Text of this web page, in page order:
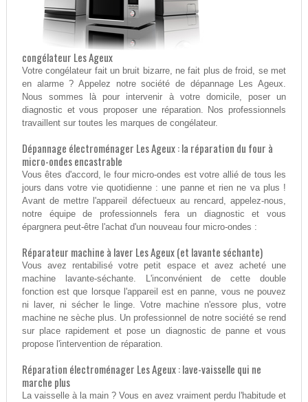
congélateur Les Ageux
Votre congélateur fait un bruit bizarre, ne fait plus de froid, se met
en alarme ? Appelez notre société de dépannage Les Ageux.
Nous sommes là pour intervenir à votre domicile, poser un
diagnostic et vous proposer une réparation. Nos professionnels
travaillent sur toutes les marques de congélateur.
Dépannage électroménager Les Ageux : la réparation du four à
micro-ondes encastrable
Vous êtes d'accord, le four micro-ondes est votre allié de tous les
jours dans votre vie quotidienne : une panne et rien ne va plus !
Avant de mettre l'appareil défectueux au rencard, appelez-nous,
notre équipe de professionnels fera un diagnostic et vous
épargnera peut-être l'achat d'un nouveau four micro-ondes :
Réparateur machine à laver Les Ageux (et lavante séchante)
Vous avez rentabilisé votre petit espace et avez acheté une
machine lavante-séchante. L'inconvénient de cette double
fonction est que lorsque l'appareil est en panne, vous ne pouvez
ni laver, ni sécher le linge. Votre machine n'essore plus, votre
machine ne sèche plus. Un professionnel de notre société se rend
sur place rapidement et pose un diagnostic de panne et vous
propose l'intervention de réparation.
Réparation électroménager Les Ageux : lave-vaisselle qui ne
marche plus
La vaisselle à la main ? Vous en avez vraiment perdu l'habitude et